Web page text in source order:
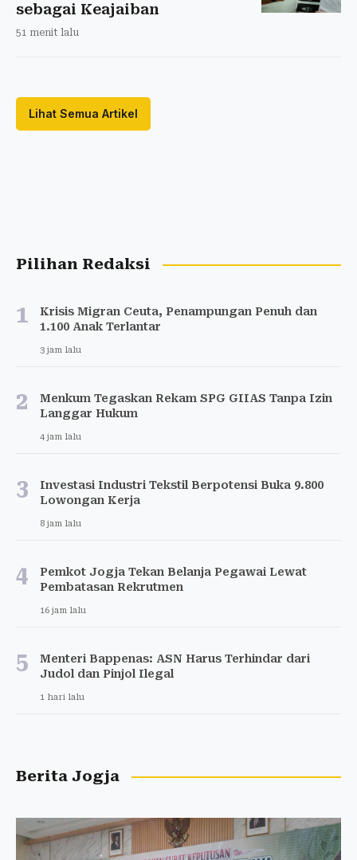
sebagai Keajaiban
51 menit lalu
Lihat Semua Artikel
Pilihan Redaksi
1
Krisis Migran Ceuta, Penampungan Penuh dan
1.100 Anak Terlantar
3 jam lalu
2
Menkum Tegaskan Rekam SPG GIIAS Tanpa Izin
Langgar Hukum
4 jam lalu
3
Investasi Industri Tekstil Berpotensi Buka 9.800
Lowongan Kerja
8 jam lalu
4
Pemkot Jogja Tekan Belanja Pegawai Lewat
Pembatasan Rekrutmen
16 jam lalu
5
Menteri Bappenas: ASN Harus Terhindar dari
Judol dan Pinjol Ilegal
1 hari lalu
Berita Jogja